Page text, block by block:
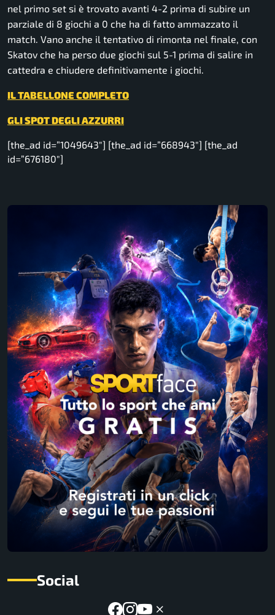
nel primo set si è trovato avanti 4-2 prima di subire un
parziale di 8 giochi a 0 che ha di fatto ammazzato il
match. Vano anche il tentativo di rimonta nel finale, con
Skatov che ha perso due giochi sul 5-1 prima di salire in
cattedra e chiudere definitivamente i giochi.
IL TABELLONE COMPLETO
GLI SPOT DEGLI AZZURRI
[the_ad id=”1049643″] [the_ad id=”668943″] [the_ad
id=”676180″]
Social